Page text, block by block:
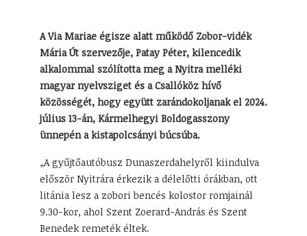
A Via Mariae égisze alatt működő Zobor-vidék
Mária Út szervezője, Patay Péter, kilencedik
alkalommal szólította meg a Nyitra melléki
magyar nyelvsziget és a Csallóköz hívő
közösségét, hogy együtt zarándokoljanak el 2024.
július 13-án, Kármelhegyi Boldogasszony
ünnepén a kistapolcsányi búcsúba.
„A gyűjtőautóbusz Dunaszerdahelyről kiindulva
először Nyitrára érkezik a délelőtti órákban, ott
litánia lesz a zobori bencés kolostor romjainál
9.30-kor, ahol Szent Zoerard-András és Szent
Benedek remeték éltek.